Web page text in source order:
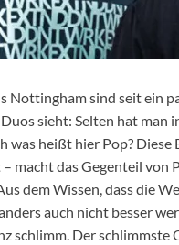
Nottingham sind seit ein
sieht: Selten hat
was heißt hier Pop?
macht das Gegenteil von
dem Wissen, dass die
auch nicht besser
schlimm. Der